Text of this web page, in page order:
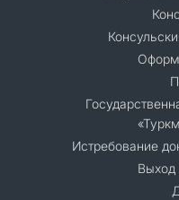
Истребование
Выход